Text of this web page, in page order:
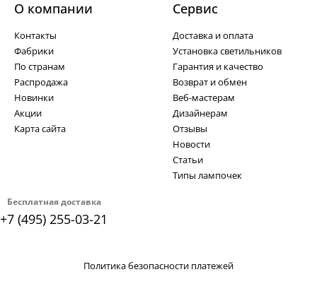
Бесплатная доставка
+7 (495) 255-03-21
О компании
Контакты
Фабрики
По странам
Распродажа
Новинки
Акции
Карта сайта
Cервис
Доставка и оплата
Установка светильников
Гарантия и качество
Возврат и обмен
Веб-мастерам
Дизайнерам
Отзывы
Новости
Статьи
Типы лампочек
Политика безопасности платежей